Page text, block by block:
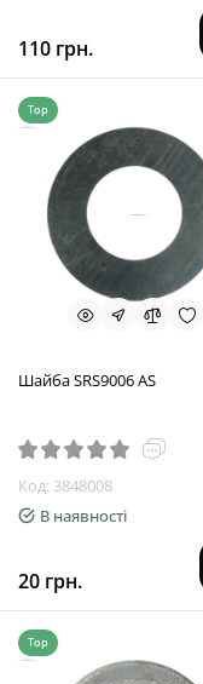
110 грн.
Top
Шайба SRS9006 AS
Код: 3848008
В наявності
20 грн.
Top